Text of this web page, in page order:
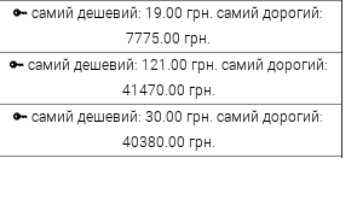
🔑 самий дешевий: 19.00 грн. самий дорогий:
7775.00 грн.
🔑 самий дешевий: 121.00 грн. самий дорогий:
41470.00 грн.
🔑 самий дешевий: 30.00 грн. самий дорогий:
40380.00 грн.